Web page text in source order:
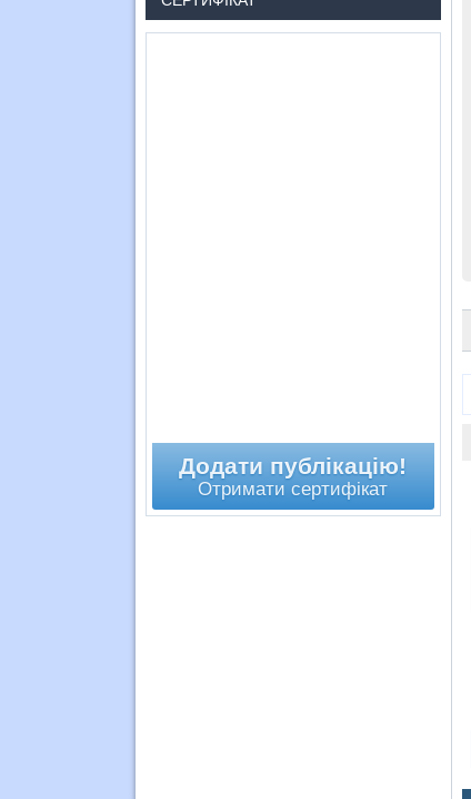
Додати публікацію!
Отримати сертифікат